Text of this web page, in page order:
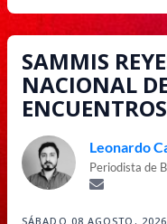
SAMMIS
NACIONAL
Leonardo
Periodista de
SÁBADO 08 AGOSTO,